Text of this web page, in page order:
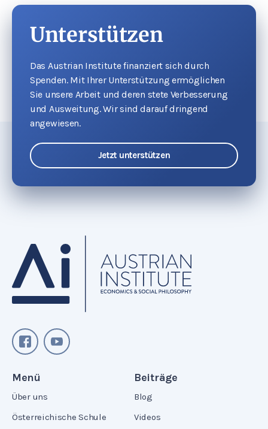
Unterstützen
Das Austrian Institute finanziert sich durch
Spenden. Mit Ihrer Unterstützung ermöglichen
Sie unsere Arbeit und deren stete Verbesserung
und Ausweitung. Wir sind darauf dringend
angewiesen.
Jetzt unterstützen
Menü
Über uns
Österreichische Schule
Beiträge
Blog
Videos